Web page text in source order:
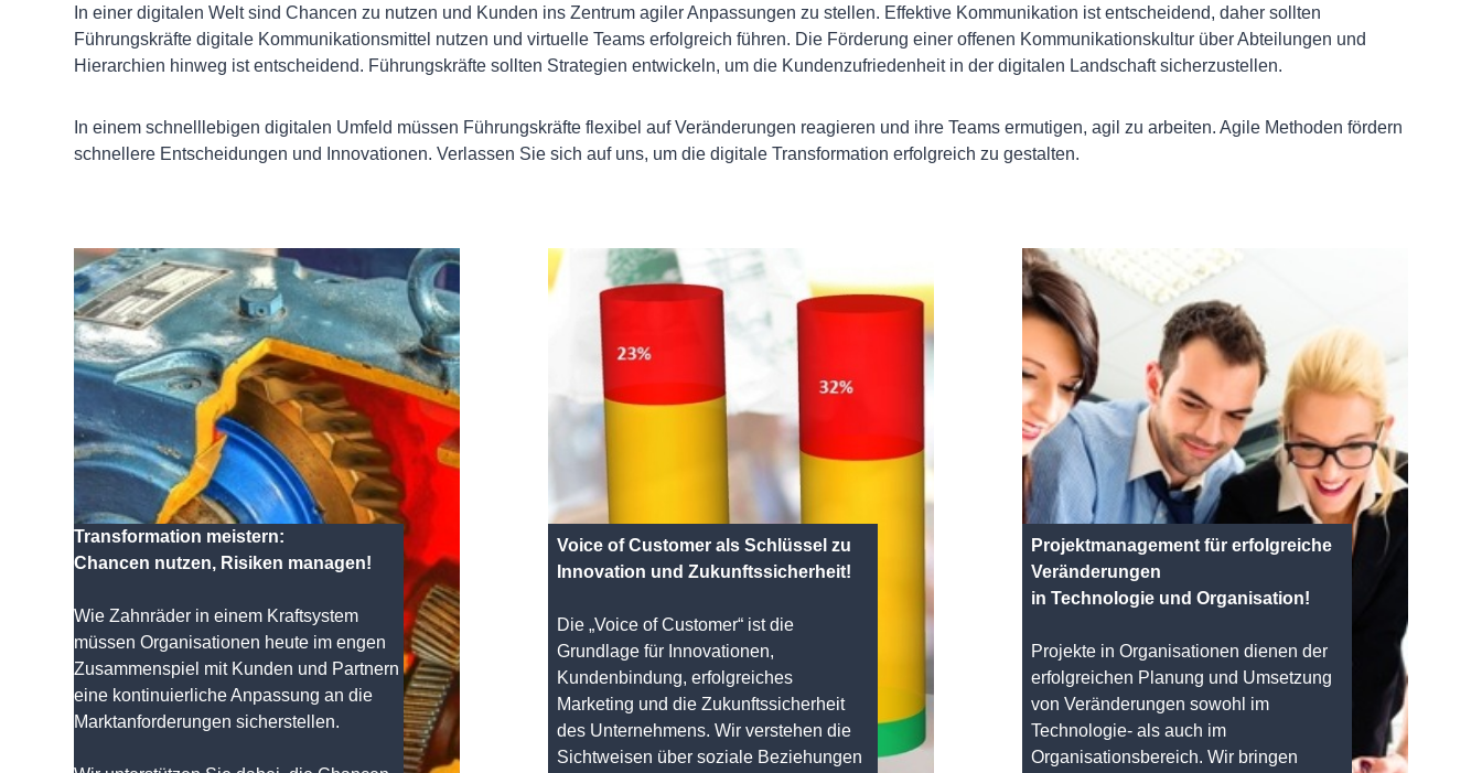
In einer digitalen Welt sind Chancen zu nutzen und Kunden ins Zentrum agiler Anpassungen zu stellen. Effektive Kommunikation ist entscheidend, daher sollten
Führungskräfte digitale Kommunikationsmittel nutzen und virtuelle Teams erfolgreich führen. Die Förderung einer offenen Kommunikationskultur über Abteilungen und
Hierarchien hinweg ist entscheidend. Führungskräfte sollten Strategien entwickeln, um die Kundenzufriedenheit in der digitalen Landschaft sicherzustellen.
In einem schnelllebigen digitalen Umfeld müssen Führungskräfte flexibel auf Veränderungen reagieren und ihre Teams ermutigen, agil zu arbeiten. Agile Methoden fördern
schnellere Entscheidungen und Innovationen. Verlassen Sie sich auf uns, um die digitale Transformation erfolgreich zu gestalten.
Transformation meistern:
Chancen nutzen, Risiken managen!
Wie Zahnräder in einem Kraftsystem
müssen Organisationen heute im engen
Zusammenspiel mit Kunden und Partnern
eine kontinuierliche Anpassung an die
Marktanforderungen sicherstellen.
Voice of Customer als Schlüssel zu
Innovation und Zukunftssicherheit!
Die „Voice of Customer“ ist die
Grundlage für Innovationen,
Kundenbindung, erfolgreiches
Marketing und die Zukunftssicherheit
des Unternehmens. Wir verstehen die
Sichtweisen über soziale Beziehungen
Projektmanagement für erfolgreiche
Veränderungen
in Technologie und Organisation!
Projekte in Organisationen dienen der
erfolgreichen Planung und Umsetzung
von Veränderungen sowohl im
Technologie- als auch im
Organisationsbereich. Wir bringen